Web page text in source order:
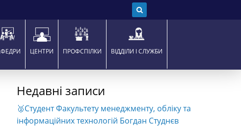
ЦЕНТРИ ПРОФСПІЛКИ ВІДДІЛИ І СЛУЖБИ
Недавні записи
🥈Студент Факультету менеджменту, обліку та
інформаційних технологій Богдан Студнєв